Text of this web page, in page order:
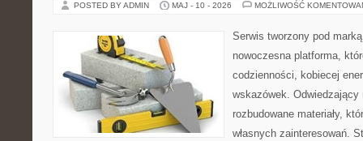
POSTED BY ADMIN MAJ - 10 - 2026 MOŻLIWOŚĆ
Serwis tworzony pod
nowoczesna platforma,
codzienności, kobiecej
wskazówek.
rozbudowane materiały,
własnych zainteresowań.